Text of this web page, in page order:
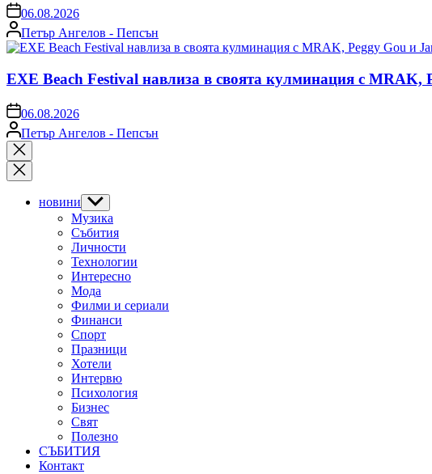
on06.08.2026
Posted
by
Петър Ангелов - Пепсън
EXE Beach Festival навлиза в своята кулминация с MRAK,
on06.08.2026
Posted
by
Петър Ангелов - Пепсън
Close
search
новини Show
sub
menu
Музика
Събития
Личности
Технологии
Интересно
Мода
Филми и сериали
Финанси
Спорт
Празници
Хотели
Интервю
Психология
Бизнес
Свят
Полезно
СЪБИТИЯ
Контакт